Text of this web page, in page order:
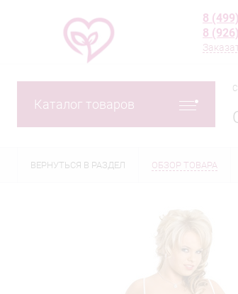
8
8
Каталог товаров
ВЕРНУТЬСЯ В РАЗДЕЛ ОБЗОР ТОВАРА